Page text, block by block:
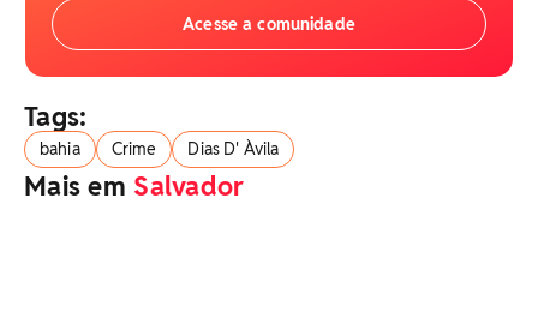
Acesse a comunidade
Tags:
bahia Crime Dias D' Àvila
Mais em Salvador